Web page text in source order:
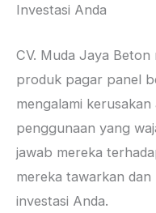
Investasi Anda
CV. Muda Jaya
produk pagar panel
mengalami
penggunaan yang
jawab mereka
mereka tawarkan
investasi Anda.